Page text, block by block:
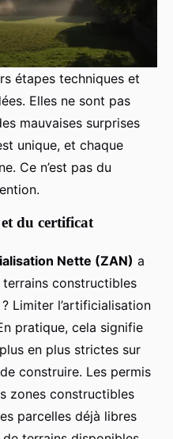
étapes techniques et
Elles ne sont pas
mauvaises surprises
unique, et chaque
Ce n’est pas du
du certificat
Nette (ZAN) a
constructibles
Limiter l’artificialisation
pratique, cela signifie
en plus strictes sur
construire. Les permis
zones constructibles
parcelles déjà libres